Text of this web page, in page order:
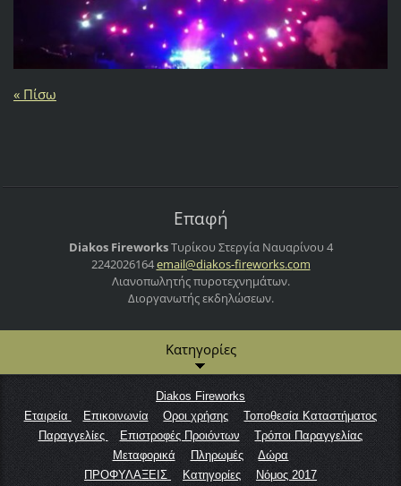
« Πίσω
Επαφή
Diakos FireworksΤυρίκου Στεργία Ναυαρίνου 4
2242026164email@diakos-fireworks.com
Λιανοπωλητής πυροτεχνημάτων.
Διοργανωτής εκδηλώσεων.
Κατηγορίες
Diakos Fireworks
Εταιρεία
Επικοινωνία Οροι χρήσης
Τοποθεσία Καταστήματος
Παραγγελίες
Επιστροφές Προιόντων
Τρόποι Παραγγελίας
Μεταφορικά
Πληρωμές
Δώρα
ΠΡΟΦΥΛΑΞΕΙΣ
Κατηγορίες
Νόμος 2017